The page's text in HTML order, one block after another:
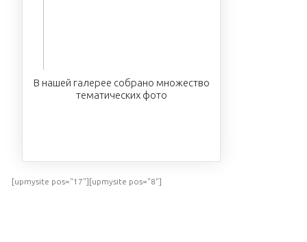
В нашей галерее собрано множество
тематических фото
[upmysite pos="17"][upmysite pos="8"]